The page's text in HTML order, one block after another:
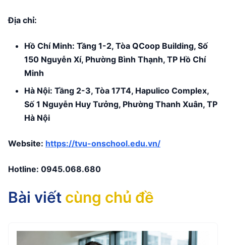
Địa chỉ:
Hồ Chí Minh: Tầng 1-2, Tòa QCoop Building, Số
150 Nguyễn Xí, Phường Bình Thạnh, TP Hồ Chí
Minh
Hà Nội: Tầng 2-3, Tòa 17T4, Hapulico Complex,
Số 1 Nguyễn Huy Tưởng, Phường Thanh Xuân, TP
Hà Nội
Website: https://tvu-onschool.edu.vn/
Hotline: 0945.068.680
Bài viết cùng chủ đề